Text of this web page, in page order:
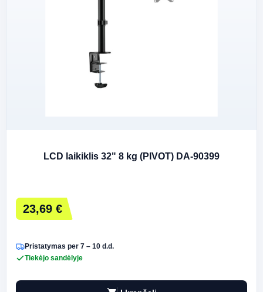
LCD laikiklis 32" 8 kg (PIVOT) DA-90399
23,69 €
Pristatymas per 7 – 10 d.d.
Tiekėjo sandėlyje